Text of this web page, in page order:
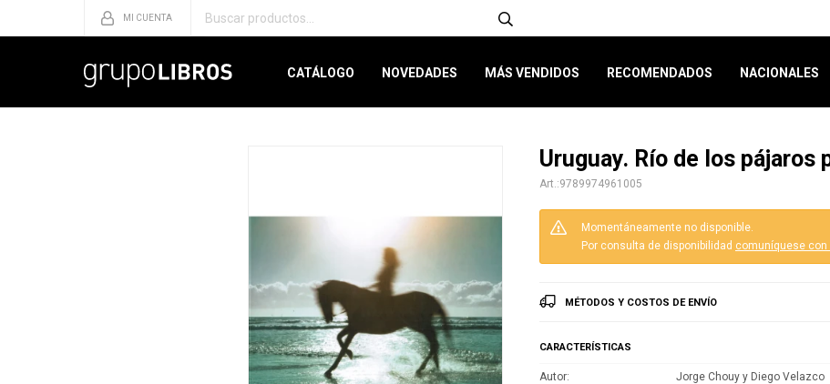
CATÁLOGO NOVEDADES MÁS VENDIDOS RECOMENDADOS NACIONALES
Uruguay. Río de los pájaros
9789974961005
Momentáneamente no disponible.
Por consulta de disponibilidad comuníquese con
MÉTODOS Y COSTOS DE ENVÍO
CARACTERÍSTICAS
Autor Jorge Chouy y Diego Velazco